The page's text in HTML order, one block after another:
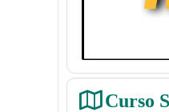
Curso